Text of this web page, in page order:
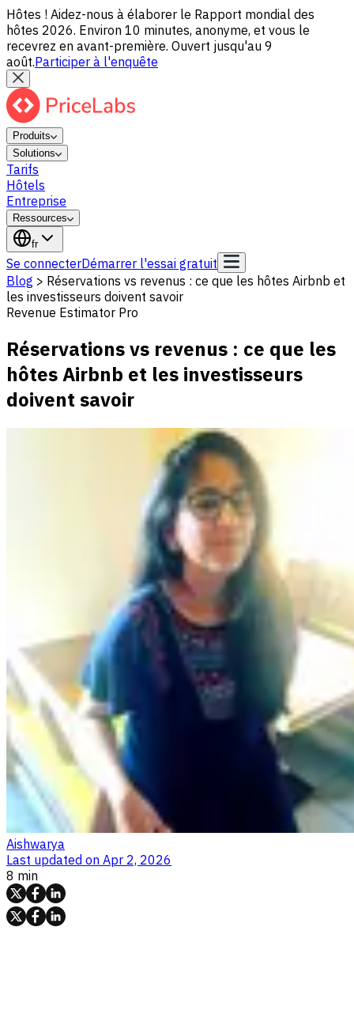
Hôtes ! Aidez-nous à élaborer le Rapport mondial des
hôtes 2026. Environ 10 minutes, anonyme, et vous le
recevrez en avant-première. Ouvert jusqu'au 9
août.Participer à l'enquête
Produits
Solutions
Tarifs
Hôtels
Entreprise
Ressources
fr
Se connecterDémarrer l'essai gratuit
Blog > Réservations vs revenus : ce que les hôtes Airbnb et
les investisseurs doivent savoir
Revenue Estimator Pro
Réservations vs revenus : ce que les
hôtes Airbnb et les investisseurs
doivent savoir
Aishwarya
Last updated on Apr 2, 2026
8 min